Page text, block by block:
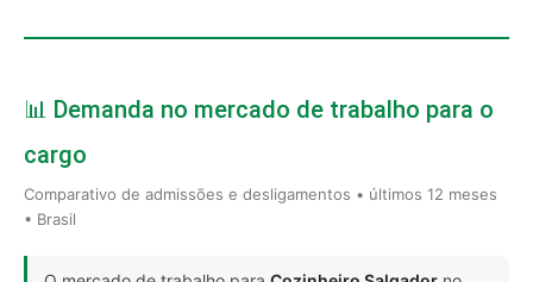
📊 Demanda no mercado de trabalho para o
cargo
Comparativo de admissões e desligamentos • últimos 12 meses
• Brasil